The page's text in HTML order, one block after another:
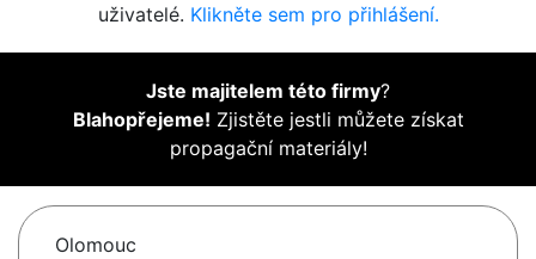
uživatelé. Klikněte sem pro přihlášení.
Jste majitelem této firmy?
Blahopřejeme! Zjistěte jestli můžete získat
propagační materiály!
Olomouc